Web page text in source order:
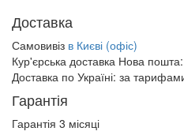
Доставка
Самовивіз в Києві (офіс)
Кур'єрська доставка Нова пошта:
Доставка по Україні: за
Гарантія
Гарантія 3 місяці